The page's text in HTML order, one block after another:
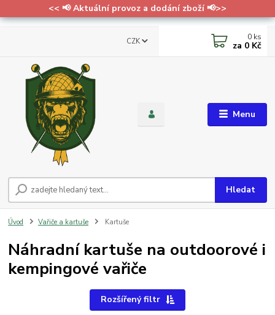
<< 📢 Aktuální provoz a dodání zboží 📢>>
Menu
CZK
Hledat
0 ks
za 0 Kč
Úvod Vařiče a kartuše Kartuše
Náhradní kartuše na outdoorové i
kempingové vařiče
Rozšířený filtr